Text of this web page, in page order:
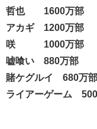
哲也 1600万部
アカギ 1200万部
咲 1000万部
嘘喰い 880万部
賭ケグルイ 680万部
ライアーゲーム